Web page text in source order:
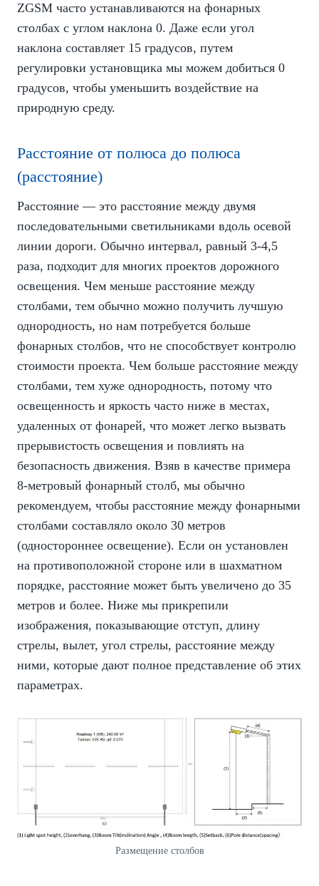
ZGSM часто устанавливаются на фонарных
столбах с углом наклона 0. Даже если угол
наклона составляет 15 градусов, путем
регулировки установщика мы можем добиться 0
градусов, чтобы уменьшить воздействие на
природную среду.
Расстояние от полюса до полюса
(расстояние)
Расстояние — это расстояние между двумя
последовательными светильниками вдоль осевой
линии дороги. Обычно интервал, равный 3-4,5
раза, подходит для многих проектов дорожного
освещения. Чем меньше расстояние между
столбами, тем обычно можно получить лучшую
однородность, но нам потребуется больше
фонарных столбов, что не способствует контролю
стоимости проекта. Чем больше расстояние между
столбами, тем хуже однородность, потому что
освещенность и яркость часто ниже в местах,
удаленных от фонарей, что может легко вызвать
прерывистость освещения и повлиять на
безопасность движения. Взяв в качестве примера
8-метровый фонарный столб, мы обычно
рекомендуем, чтобы расстояние между фонарными
столбами составляло около 30 метров
(одностороннее освещение). Если он установлен
на противоположной стороне или в шахматном
порядке, расстояние может быть увеличено до 35
метров и более. Ниже мы прикрепили
изображения, показывающие отступ, длину
стрелы, вылет, угол стрелы, расстояние между
ними, которые дают полное представление об этих
параметрах.
Размещение столбов